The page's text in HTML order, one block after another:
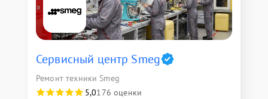
Сервисный центр Smeg
Ремонт техники Smeg
5,0176 оценки